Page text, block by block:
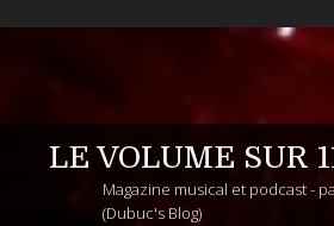
LE VOLUME SUR
Magazine musical et podcast -
(Dubuc's Blog)